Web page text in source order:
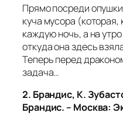
Прямо посреди
куча мусора (которая,
каждую ночь, а на
откуда она здесь
Теперь перед
задача…
2. Брандис, К.
Брандис. – Москва: